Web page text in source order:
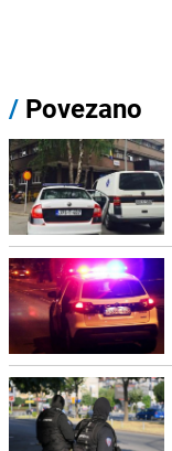
/ Povezano